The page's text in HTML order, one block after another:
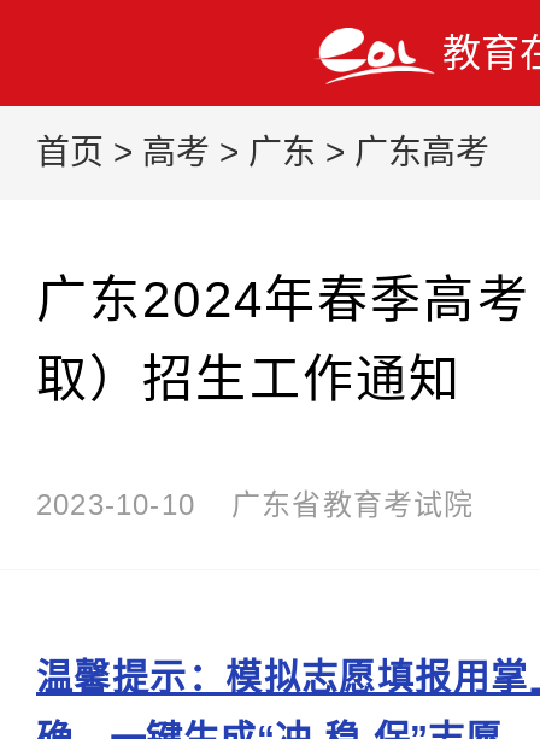
教育
首页 > 高考 > 广东 > 广东高考
广东2024年春季高
取）招生工作通知
2023-10-10 广东省教育考试院
温馨提示：模拟志愿填报用